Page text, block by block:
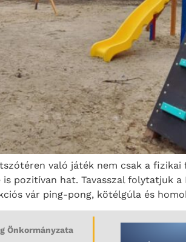
való játék nem csak a
pozitívan hat. Tavasszal folytatjuk
vár ping-pong, kötélgúla és
Önkormányzata